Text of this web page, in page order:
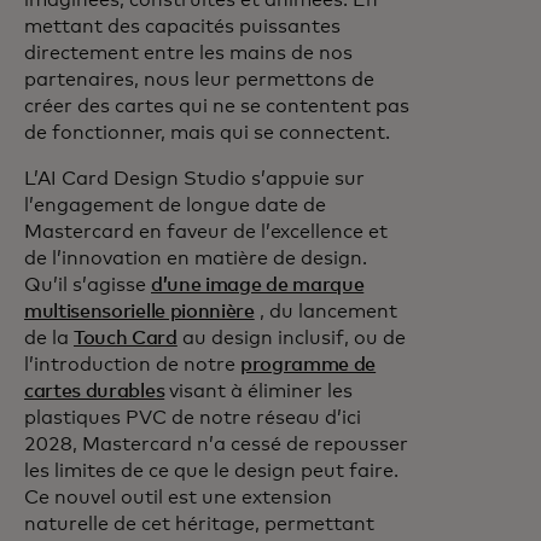
mettant des capacités puissantes
directement entre les mains de nos
partenaires, nous leur permettons de
créer des cartes qui ne se contentent pas
de fonctionner, mais qui se connectent.
L’AI Card Design Studio s’appuie sur
l’engagement de longue date de
Mastercard en faveur de l’excellence et
de l’innovation en matière de design.
Qu’il s’agisse d’une image de marque
multisensorielle pionnière , du lancement
de la Touch Card au design inclusif, ou de
l’introduction de notre programme de
cartes durablesvisant à éliminer les
plastiques PVC de notre réseau d’ici
2028, Mastercard n’a cessé de repousser
les limites de ce que le design peut faire.
Ce nouvel outil est une extension
naturelle de cet héritage, permettant